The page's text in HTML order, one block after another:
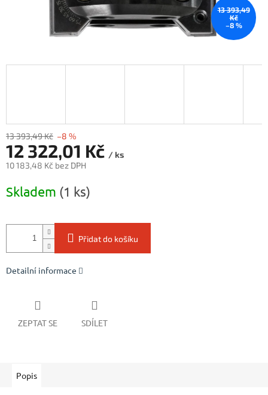
13 393,49
Kč
–8 %
13 393,49 Kč –8 %
12 322,01 Kč / ks
10 183,48 Kč bez DPH
cena:
Skladem (1 ks)
Přidat do košíku
Detailní informace
ZEPTAT SE SDÍLET
Popis